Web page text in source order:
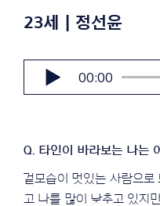
23세 | 정선윤
이
00:00
겉모습이 멋있는 사람으
고 나를 많이 낮추고 있지